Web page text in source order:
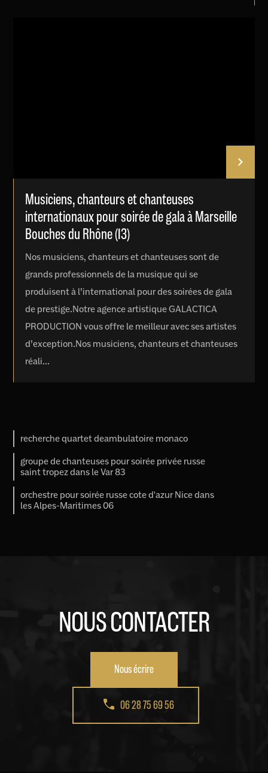
Musiciens, chanteurs et chanteuses
internationaux pour soirée de gala à Marseille
Bouches du Rhône (13)
Nos musiciens, chanteurs et chanteuses sont de
grands professionnels de la musique qui se
produisent à l’international pour des soirées de gala
de prestige.Notre agence artistique GALACTICA
PRODUCTION vous offre le meilleur avec ses artistes
d’exception.Nos musiciens, chanteurs et chanteuses
réali...
recherche quartet deambulatoire monaco
groupe de chanteuses pour soirée privée russe
saint tropez dans le Var 83
orchestre pour soirée russe cote d'azur Nice dans
les Alpes-Maritimes 06
NOUS CONTACTER
Nous écrire
06 28 75 69 56